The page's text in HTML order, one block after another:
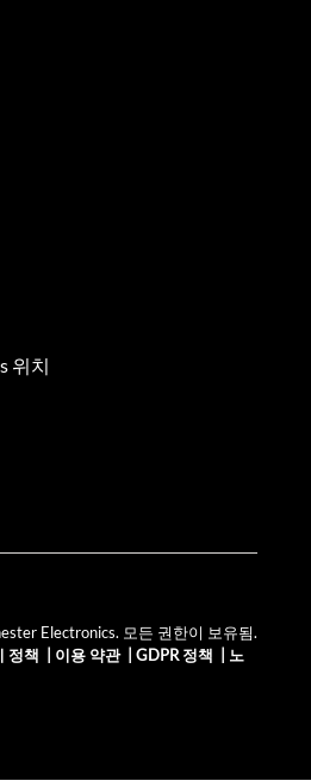
위치
Electronics. 모든 권한이 보유됨.
정책 이용 약관| GDPR 정책
노